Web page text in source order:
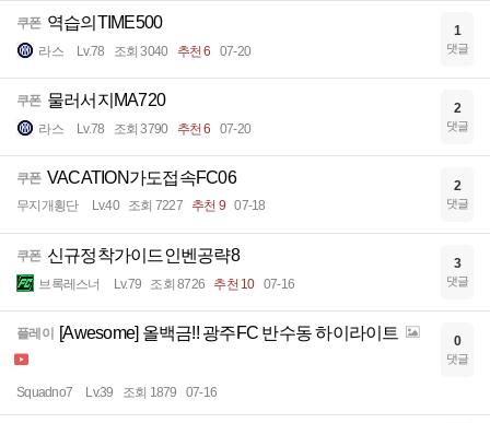
쿠폰 역습의TIME500
라스 Lv.78 조회 3040 추천 6 07-20
1
댓글
쿠폰 물러서지MA720
라스 Lv.78 조회 3790 추천 6 07-20
2
댓글
쿠폰 VACATION가도접속FC06
무지개횡단 Lv.40 조회 7227 추천 9 07-18
2
댓글
쿠폰 신규정착가이드인벤공략8
브록레스너 Lv.79 조회 8726 추천 10 07-16
3
댓글
플레이 [Awesome] 올백금!! 광주FC 반수동 하이라이트
Squadno7 Lv.39 조회 1879 07-16
0
댓글